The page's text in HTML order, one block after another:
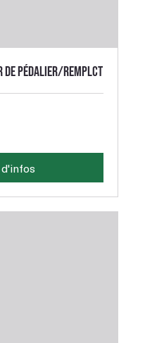
de pédalier/remplct